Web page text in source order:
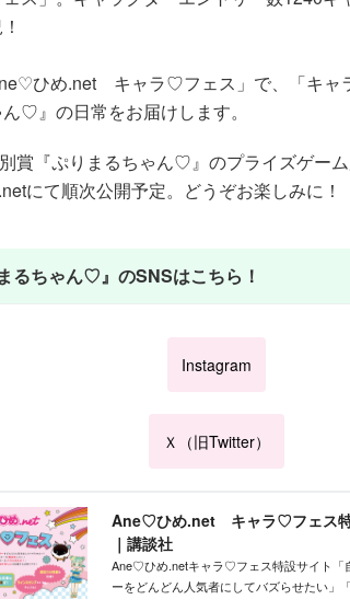
ひめ.net キャラ♡フェス」で、「キャ
♡』の日常をお届けします。
賞『ぷりまるちゃん♡』のプライズゲーム
にて順次公開予定。どうぞお楽しみに！
るちゃん♡』のSNSはこちら！
Instagram
Ｘ（旧Twitter）
Ane♡ひめ.net キャラ♡フェス特
｜講談社
Ane♡ひめ.netキャラ♡フェス特設サイト「
ーをどんどん人気者にしてバズらせたい」